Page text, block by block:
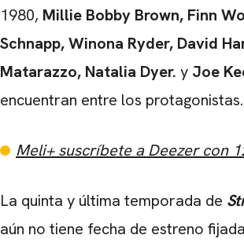
1980, Millie Bobby Brown, Finn
Schnapp, Winona Ryder, David
Matarazzo, Natalia Dyer. y Joe
encuentran entre los protagonistas.
Meli+ suscríbete a Deezer con
La quinta y última temporada de
aún no tiene fecha de estreno